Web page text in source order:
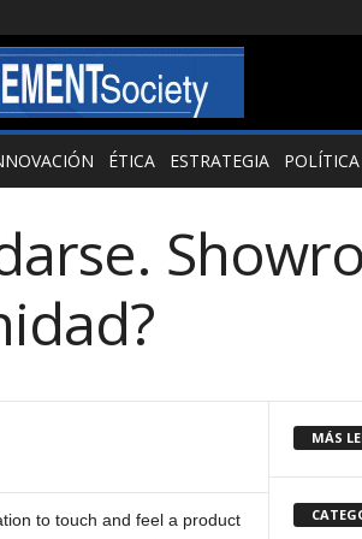
ÉTICA ESTRATEGIA POLÍTICA
to touch and feel a product
MÁS